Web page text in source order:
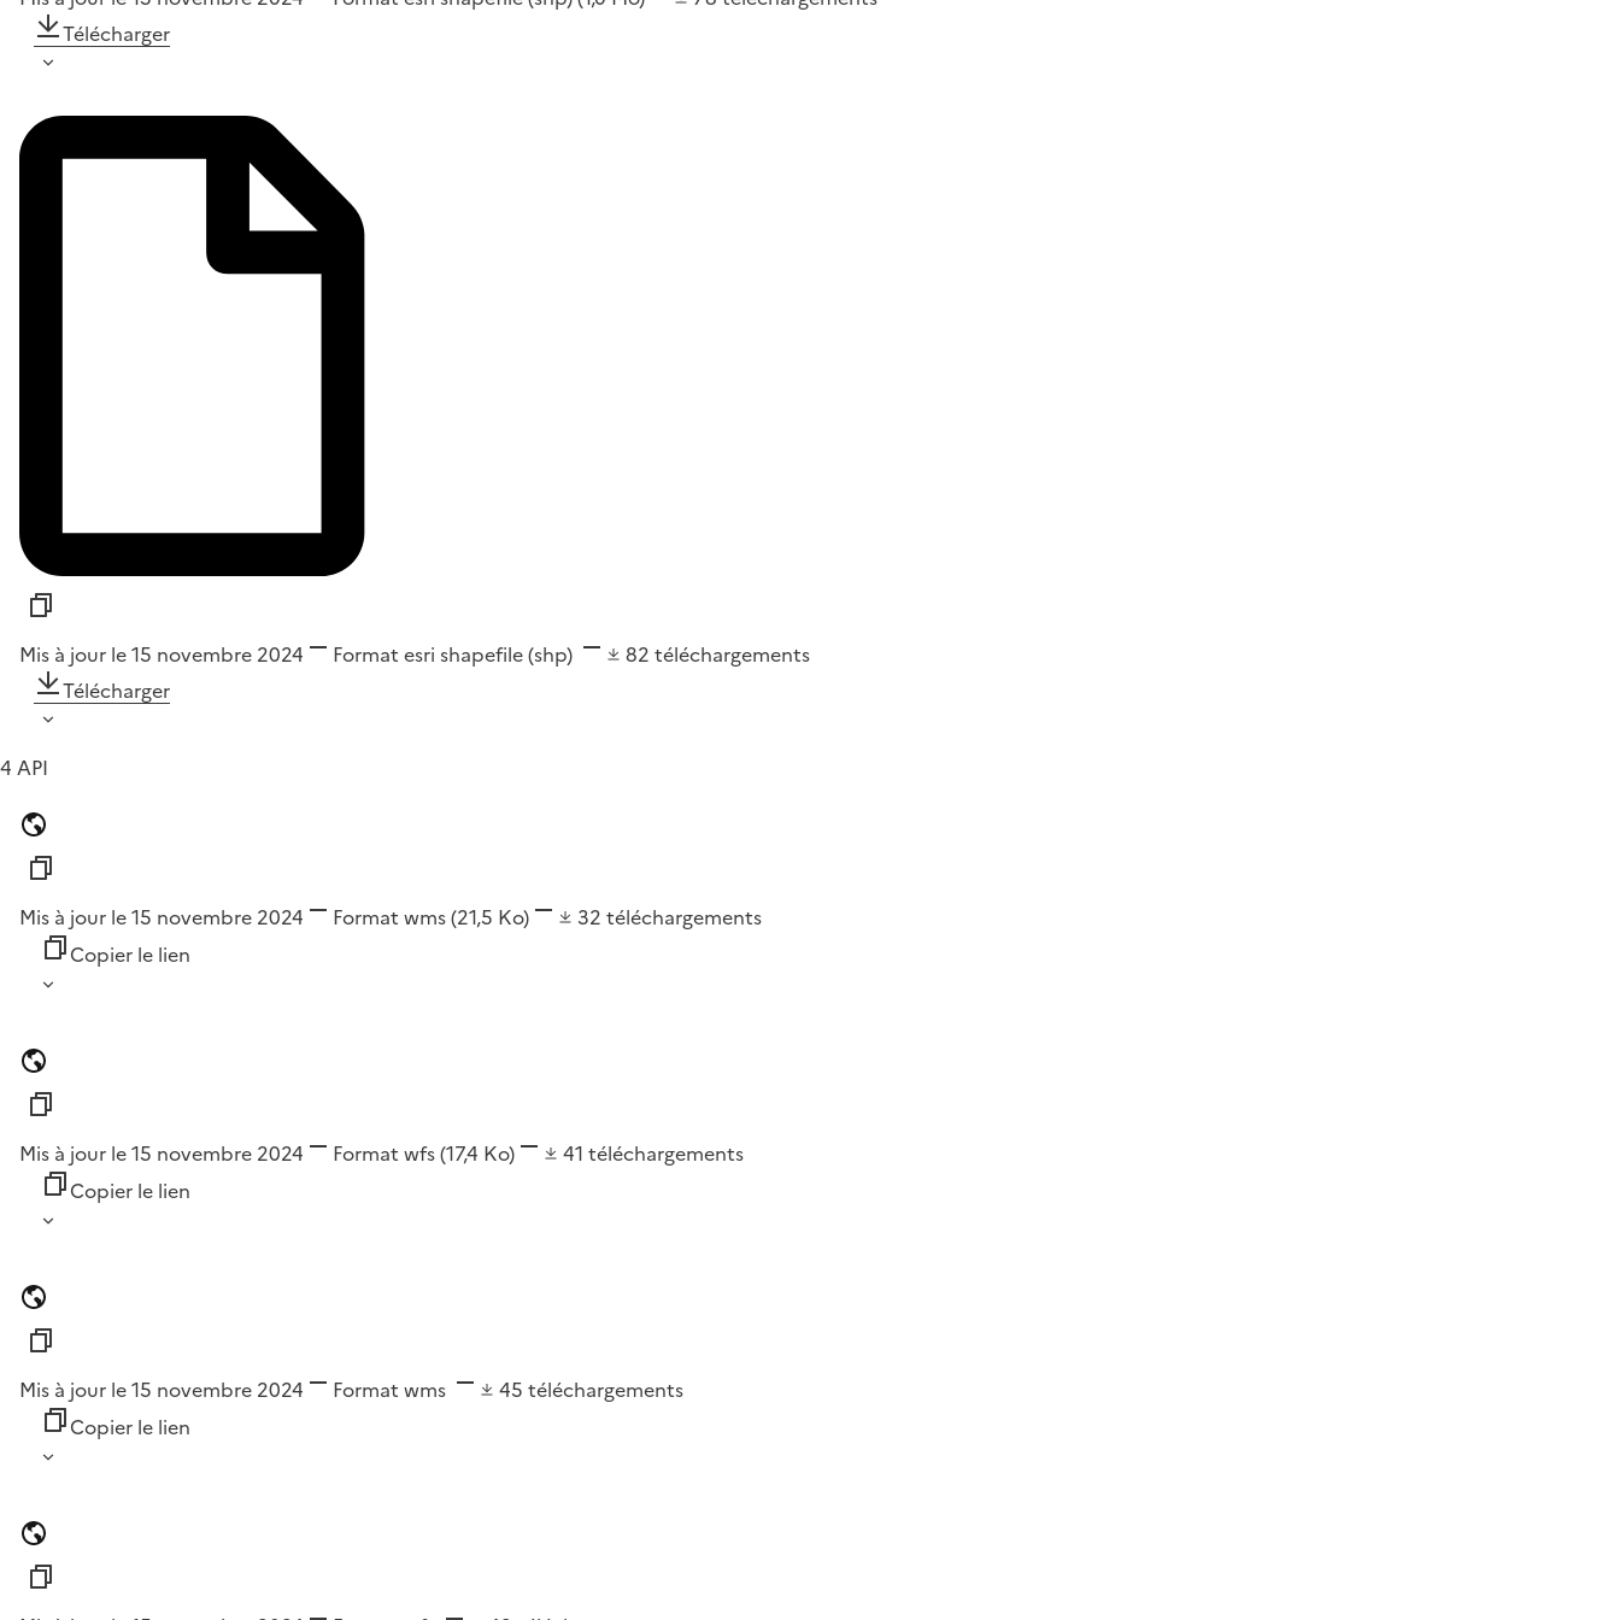
Télécharger
Mis à jour le 15 novembre 2024 Format esri shapefile (shp) 82 téléchargements
Télécharger
4 API
Mis à jour le 15 novembre 2024 Format wms(21,5 Ko) 32 téléchargements
Copier le lien
Mis à jour le 15 novembre 2024 Format wfs(17,4 Ko) 41 téléchargements
Copier le lien
Mis à jour le 15 novembre 2024 Format wms 45 téléchargements
Copier le lien